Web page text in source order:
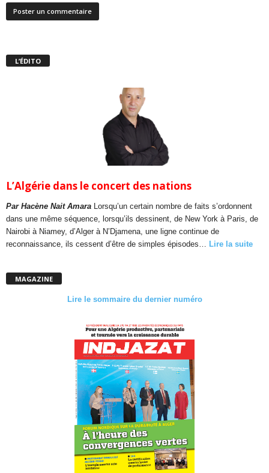
L’ÉDITO
L’Algérie dans le concert des nations
Par Hacène Nait Amara
Lorsqu’un certain nombre de faits s’ordonnent
dans une même séquence, lorsqu’ils dessinent, de New York à Paris, de
Nairobi à Niamey, d’Alger à N’Djamena, une ligne continue de
reconnaissance, ils cessent d’être de simples épisodes…
Lire la suite
MAGAZINE
Lire le sommaire du dernier numéro